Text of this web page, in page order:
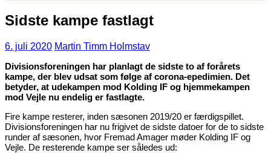
Sidste kampe fastlagt
6. juli 2020 Martin Timm Holmstav
Divisionsforeningen har planlagt de sidste to af forårets
kampe, der blev udsat som følge af corona-epedimien. Det
betyder, at udekampen mod Kolding IF og hjemmekampen
mod Vejle nu endelig er fastlagte.
Fire kampe resterer, inden sæsonen 2019/20 er færdigspillet.
Divisionsforeningen har nu frigivet de sidste datoer for de to sidste
runder af sæsonen, hvor Fremad Amager møder Kolding IF og
Vejle. De resterende kampe ser således ud: